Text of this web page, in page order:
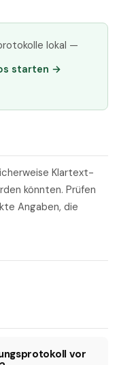
lokal —
starten →
Klartext-
könnten. Prüfen
Angaben, die
vor